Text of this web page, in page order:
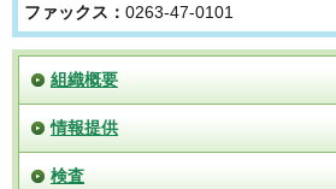
ファックス： 0263-47-0101
組織概要
情報提供
検査